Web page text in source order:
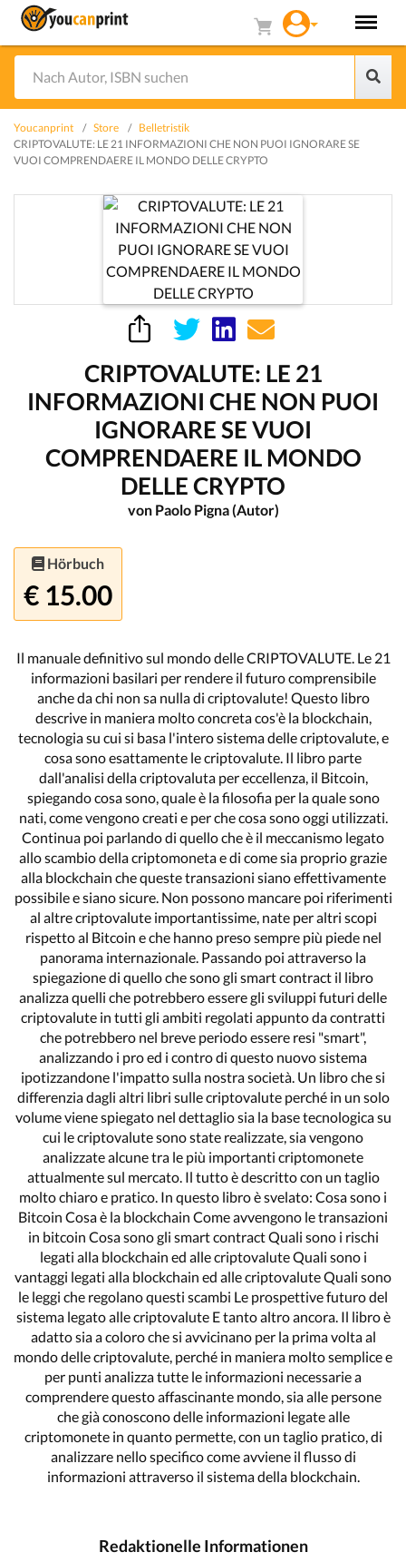
Youcanprint Store
Belletristik
CRIPTOVALUTE: LE 21 INFORMAZIONI CHE NON PUOI IGNORARE SE
VUOI COMPRENDAERE IL MONDO DELLE CRYPTO
CRIPTOVALUTE: LE 21
INFORMAZIONI CHE NON PUOI
IGNORARE SE VUOI
COMPRENDAERE IL MONDO
DELLE CRYPTO
von Paolo Pigna (Autor)
Hörbuch
€ 15.00
Il manuale definitivo sul mondo delle CRIPTOVALUTE. Le 21
informazioni basilari per rendere il futuro comprensibile
anche da chi non sa nulla di criptovalute! Questo libro
descrive in maniera molto concreta cos'è la blockchain,
tecnologia su cui si basa l'intero sistema delle criptovalute, e
cosa sono esattamente le criptovalute. Il libro parte
dall'analisi della criptovaluta per eccellenza, il Bitcoin,
spiegando cosa sono, quale è la filosofia per la quale sono
nati, come vengono creati e per che cosa sono oggi utilizzati.
Continua poi parlando di quello che è il meccanismo legato
allo scambio della criptomoneta e di come sia proprio grazie
alla blockchain che queste transazioni siano effettivamente
possibile e siano sicure. Non possono mancare poi riferimenti
al altre criptovalute importantissime, nate per altri scopi
rispetto al Bitcoin e che hanno preso sempre più piede nel
panorama internazionale. Passando poi attraverso la
spiegazione di quello che sono gli smart contract il libro
analizza quelli che potrebbero essere gli sviluppi futuri delle
criptovalute in tutti gli ambiti regolati appunto da contratti
che potrebbero nel breve periodo essere resi "smart",
analizzando i pro ed i contro di questo nuovo sistema
ipotizzandone l'impatto sulla nostra società. Un libro che si
differenzia dagli altri libri sulle criptovalute perché in un solo
volume viene spiegato nel dettaglio sia la base tecnologica su
cui le criptovalute sono state realizzate, sia vengono
analizzate alcune tra le più importanti criptomonete
attualmente sul mercato. Il tutto è descritto con un taglio
molto chiaro e pratico. In questo libro è svelato: Cosa sono i
Bitcoin Cosa è la blockchain Come avvengono le transazioni
in bitcoin Cosa sono gli smart contract Quali sono i rischi
legati alla blockchain ed alle criptovalute Quali sono i
vantaggi legati alla blockchain ed alle criptovalute Quali sono
le leggi che regolano questi scambi Le prospettive futuro del
sistema legato alle criptovalute E tanto altro ancora. Il libro è
adatto sia a coloro che si avvicinano per la prima volta al
mondo delle criptovalute, perché in maniera molto semplice e
per punti analizza tutte le informazioni necessarie a
comprendere questo affascinante mondo, sia alle persone
che già conoscono delle informazioni legate alle
criptomonete in quanto permette, con un taglio pratico, di
analizzare nello specifico come avviene il flusso di
informazioni attraverso il sistema della blockchain.
Redaktionelle Informationen